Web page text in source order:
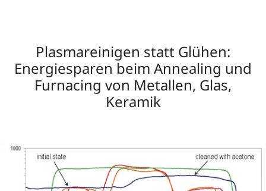
Plasmareinigen statt Glühen:
Energiesparen beim Annealing und
Furnacing von Metallen, Glas,
Keramik